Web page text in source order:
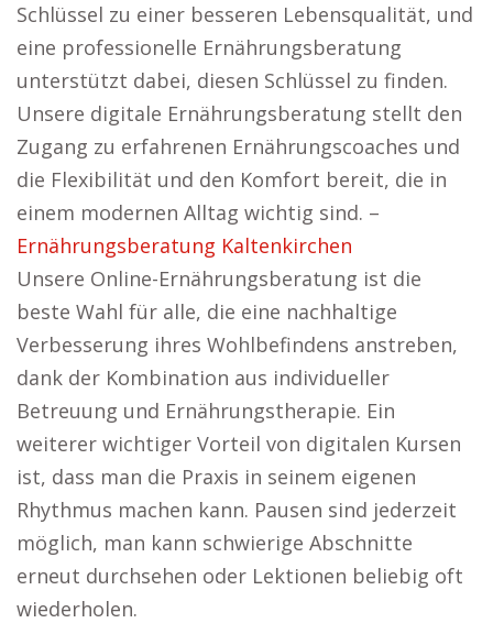
Schlüssel zu einer besseren Lebensqualität, und
eine professionelle Ernährungsberatung
unterstützt dabei, diesen Schlüssel zu finden.
Unsere digitale Ernährungsberatung stellt den
Zugang zu erfahrenen Ernährungscoaches und
die Flexibilität und den Komfort bereit, die in
einem modernen Alltag wichtig sind. –
Ernährungsberatung Kaltenkirchen
Unsere Online-Ernährungsberatung ist die
beste Wahl für alle, die eine nachhaltige
Verbesserung ihres Wohlbefindens anstreben,
dank der Kombination aus individueller
Betreuung und Ernährungstherapie. Ein
weiterer wichtiger Vorteil von digitalen Kursen
ist, dass man die Praxis in seinem eigenen
Rhythmus machen kann. Pausen sind jederzeit
möglich, man kann schwierige Abschnitte
erneut durchsehen oder Lektionen beliebig oft
wiederholen.